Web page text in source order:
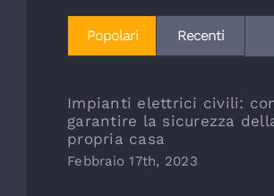
Popolari Recenti
Impianti elettrici civili:
garantire la sicurezza
propria casa
Febbraio 17th, 2023